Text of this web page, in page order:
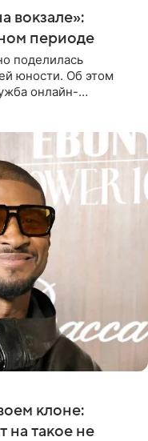
вокзале»:
периоде
поделилась
юности. Об этом
онлайн-
клоне:
на такое не